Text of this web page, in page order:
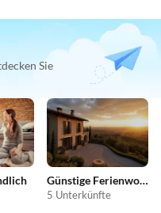
Sie
Günstige Ferienwohnungen
5 Unterkünfte